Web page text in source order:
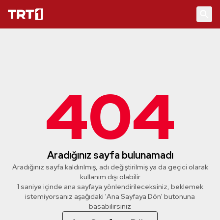
404
Aradığınız sayfa bulunamadı
Aradığınız sayfa kaldırılmış, adı değiştirilmiş ya da geçici olarak
kullanım dışı olabilir
1 saniye içinde ana sayfaya yönlendirileceksiniz, beklemek
istemiyorsanız aşağıdaki 'Ana Sayfaya Dön' butonuna
basabilirsiniz